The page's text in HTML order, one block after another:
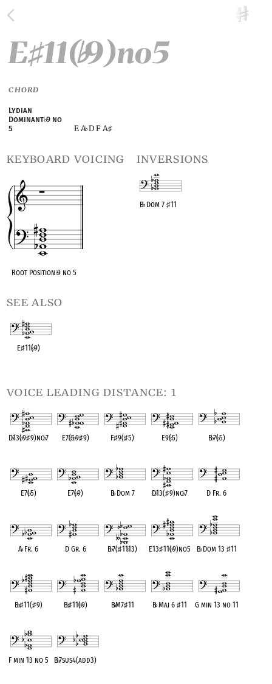
E♯11(♭9)no5
CHORD
Lydian
Dominant♭9 no
5
E A♭D F A♯
keyboard voicing
Root Position♭9 no 5
inversions
B♭Dom 7 ♯11
see also
E♯11(♭9)
voice leading distance: 1
D♭13(♭9♯9)no♭7 E7(♭5♭9♯9) F♯9(♯5) E9(♭5) B♭7(♭5)
E7(♭5) E7(♭9) B♭Dom 7 D♭13(♯9)no♭7 D Fr. 6
A♭Fr. 6 D Gr. 6 B♭7(♯11♭13) E13♯11(♭9)no5 B♭Dom 13♯11
B♭♯11(♯9) B♭♯11(♭9) B♭M7♯11 B♭Maj 6♯11 G min 13 no 11
F min 13 no 5 B♭7sus4(add3)